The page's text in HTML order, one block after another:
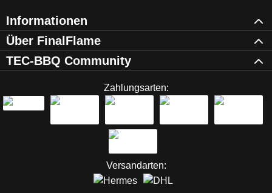
Informationen
Über FinalFlame
TEC-BBQ Community
Zahlungsarten:
Versandarten: